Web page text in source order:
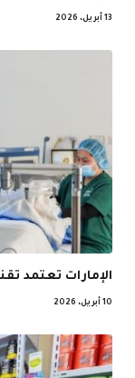
13 أبريل، 2026
الإمارات تعتمد
10 أبريل، 2026